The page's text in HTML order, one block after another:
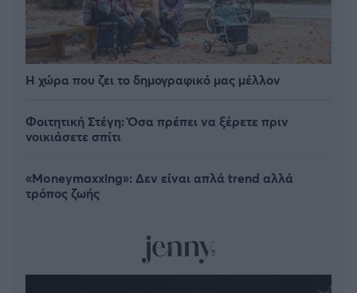
Η χώρα που ζει το δημογραφικό μας μέλλον
Φοιτητική Στέγη: Όσα πρέπει να ξέρετε πριν
νοικιάσετε σπίτι
«Moneymaxxing»: Δεν είναι απλά trend αλλά
τρόπος ζωής